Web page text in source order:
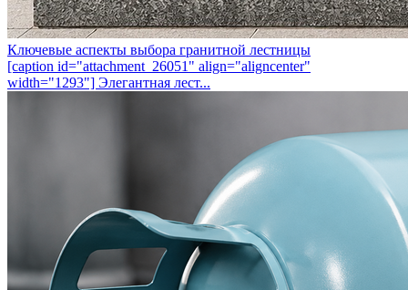
Ключевые аспекты выбора гранитной лестницы
[caption id="attachment_26051" align="aligncenter"
width="1293"] Элегантная лест...